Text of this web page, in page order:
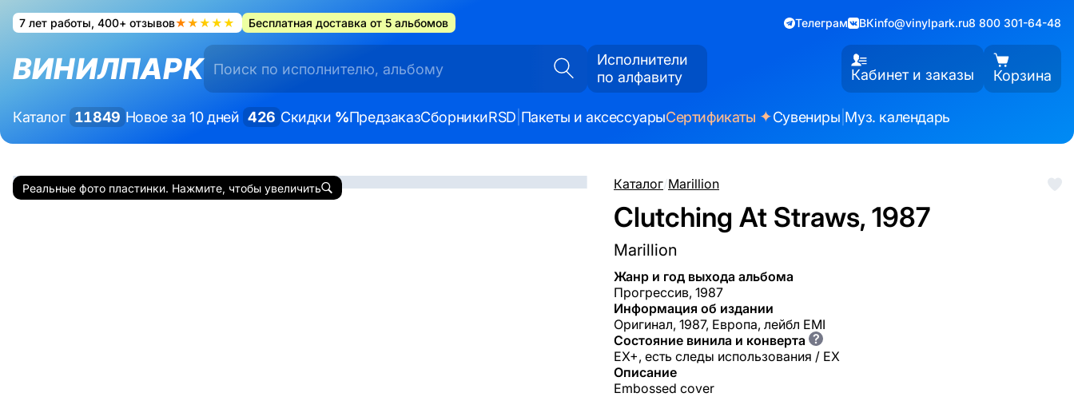
7 лет работы, 400+ отзывов★★★★★ Бесплатная доставка от 5 альбомов Телеграм ВКinfo@vinylpark.ru8 800 301-64-48
ВИНИЛПАРК
Исполнители
по алфавиту
Кабинет и заказы Корзина
Каталог 11849 Новое за 10 дней 426 Скидки %ПредзаказСборникиRSD Пакеты и аксессуарыСертификаты ✦Сувениры Муз. календарь
Каталог/Marillion
Clutching At Straws, 1987
Marillion
Жанр и год выхода альбома
Прогрессив, 1987
Информация об издании
Оригинал, 1987, Европа, лейбл EMI
Состояние винила и конверта ?
EX+, есть следы использования / EX
Описание
Embossed cover
Реальные фото пластинки. Нажмите, чтобы увеличить